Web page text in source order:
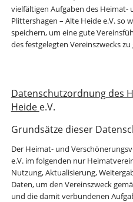
vielfältigen Aufgaben des Heimat-
Plittershagen – Alte Heide e.V. so
speichern, um eine gute
des festgelegten Vereinszwecks
Datenschutzordnung des
Heide e.V.
Grundsätze dieser
Der Heimat- und
e.V. im folgenden nur
Nutzung, Aktualisierung,
Daten, um den Vereinszweck
und die damit verbundenen